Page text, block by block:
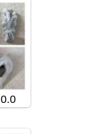
0.0